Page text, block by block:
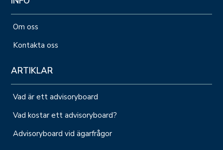
Om oss
Kontakta oss
ARTIKLAR
Vad är ett advisoryboard
Vad kostar ett advisoryboard?
Advisoryboard vid ägarfrågor